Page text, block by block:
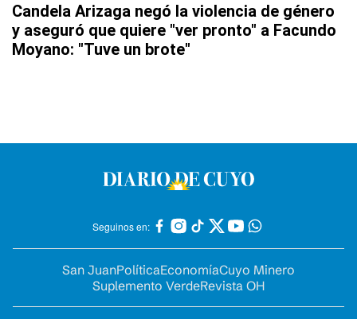
Candela Arizaga negó la violencia de género
y aseguró que quiere "ver pronto" a Facundo
Moyano: "Tuve un brote"
Seguinos en:
San JuanPolíticaEconomíaCuyo Minero
Suplemento VerdeRevista OH